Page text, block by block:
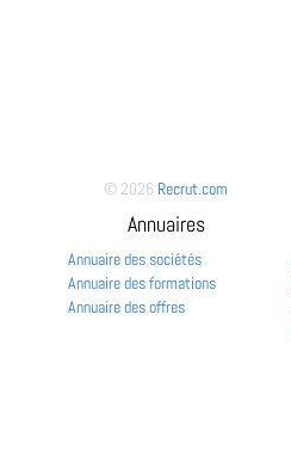
© 2026 Recrut.com
Annuaires
Annuaire des sociétés
Annuaire des formations
Annuaire des offres